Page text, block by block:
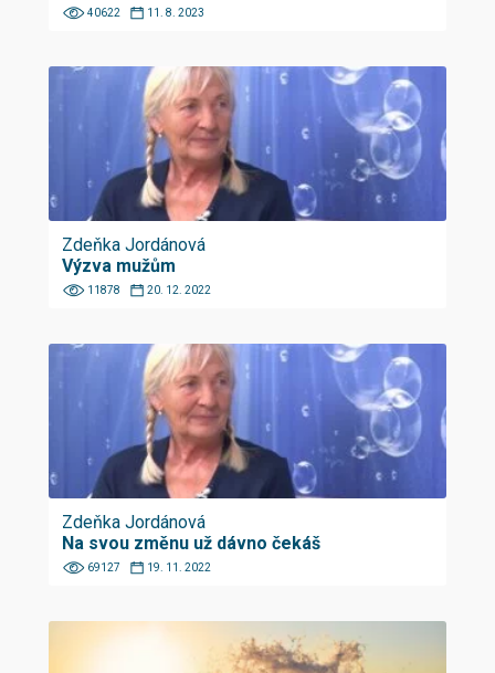
40622 11. 8. 2023
Zdeňka Jordánová
Výzva mužům
11878 20. 12. 2022
Zdeňka Jordánová
Na svou změnu už dávno čekáš
69127 19. 11. 2022